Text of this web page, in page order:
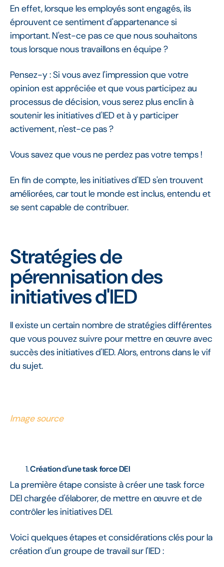
En effet, lorsque les employés sont engagés, ils
éprouvent ce sentiment d'appartenance si
important. N'est-ce pas ce que nous souhaitons
tous lorsque nous travaillons en équipe ?
Pensez-y : Si vous avez l'impression que votre
opinion est appréciée et que vous participez au
processus de décision, vous serez plus enclin à
soutenir les initiatives d'IED et à y participer
activement, n'est-ce pas ?
Vous savez que vous ne perdez pas votre temps !
En fin de compte, les initiatives d'IED s'en trouvent
améliorées, car tout le monde est inclus, entendu et
se sent capable de contribuer.
Stratégies de
pérennisation des
initiatives d'IED
Il existe un certain nombre de stratégies différentes
que vous pouvez suivre pour mettre en œuvre avec
succès des initiatives d'IED. Alors, entrons dans le vif
du sujet.
Image source
Création d'une task force DEI
La première étape consiste à créer une task force
DEI chargée d'élaborer, de mettre en œuvre et de
contrôler les initiatives DEI.
Voici quelques étapes et considérations clés pour la
création d'un groupe de travail sur l'IED :